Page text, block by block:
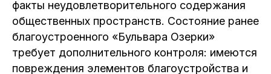
факты неудовлетворительного содержания
общественных пространств. Состояние ранее
благоустроенного «Бульвара Озерки»
требует дополнительного контроля: имеются
повреждения элементов благоустройства и